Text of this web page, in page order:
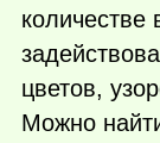
количестве
цветов,
Можно